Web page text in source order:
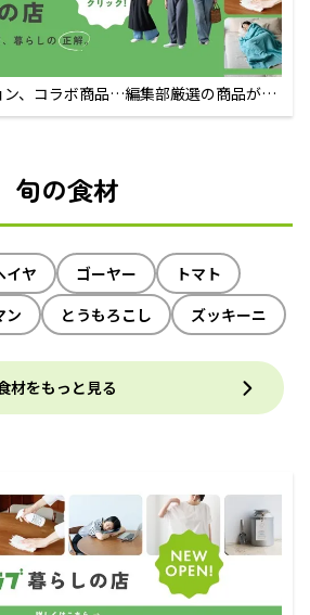
、コラボ商品…編集部厳選の商品が買
旬の食材
イヤ ゴーヤー
トマト
ン とうもろこし ズッキーニ
材をもっと見る